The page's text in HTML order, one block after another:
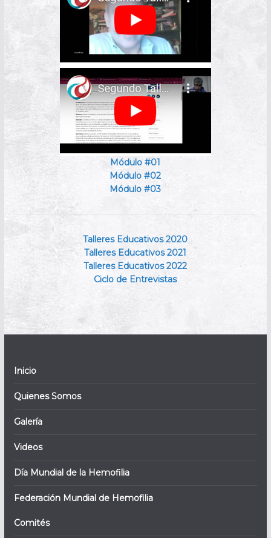
Módulo #01
Módulo #02
Módulo #03
Talleres Educativos 2020
Talleres Educativos 2021
Talleres Educativos 2022
Ciclo de Entrevistas
Inicio
Quienes Somos
Galería
Videos
Día Mundial de la Hemofilia
Federación Mundial de Hemofilia
Comités